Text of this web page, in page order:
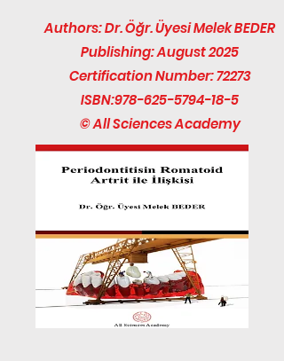
Authors: Dr. Öğr. Üyesi Melek BEDER
Publishing: August 2025
Certification Number: 72273
ISBN:978-625-5794-18-5
© All Sciences Academy